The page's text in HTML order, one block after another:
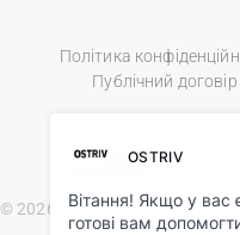
Політика
Публічний договір
© 2026 Ostriv.ua Store. All